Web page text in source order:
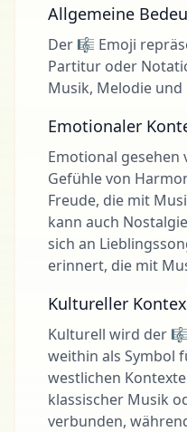
Allgemeine
Der 🎼 Emoji
Partitur oder
Musik, Melodie und
Emotionaler
Emotional
Gefühle von
Freude, die mit
kann auch
sich an
erinnert, die mit
Kultureller
Kulturell wird der
weithin als Symbol
westlichen
klassischer Musik
verbunden,